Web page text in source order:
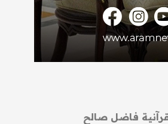
فاضل صالح